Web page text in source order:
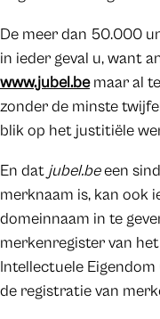
De meer dan 50.000
in ieder geval u, want
www.jubel.bemaar al
zonder de minste
blik op het justitiële
En dat jubel.beeen
merknaam is, kan ook
domeinnaam in te
merkenregister van
Intellectuele
de registratie van